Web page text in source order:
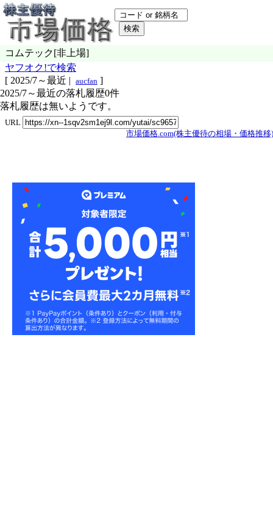
コムテック[非上場]
ヤフオク!で検索
[ 2025/7～最近 | aucfan ]
2025/7～最近の落札履歴0件
落札履歴は無いようです。
URL
市場価格.com(株主優待の相場・価格推移)